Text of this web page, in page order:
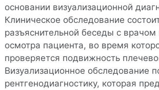
основании визуализационной
Клиническое обследование
разъяснительной беседы с врачом
осмотра пациента, во время
проверяется подвижность
Визуализационное обследование
рентгенодиагностику, которая